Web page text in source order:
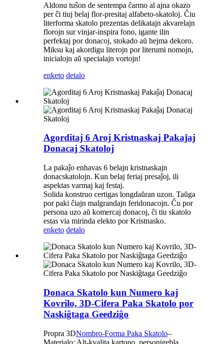
Aldonu tuŝon de sentempa ĉarmo al ajna okazo
per ĉi tiuj belaj flor-presitaj alfabeto-skatoloj. Ĉiu
literforma skatolo prezentas delikatajn akvarelajn
florojn sur vinjar-inspira fono, igante ilin
perfektaj por donacoj, stokado aŭ hejma dekoro.
Miksu kaj akordigu literojn por literumi nomojn,
inicialojn aŭ specialajn vortojn!
enketo detalo
Agorditaj 6 Aroj Kristnaskaj Pakaĵaj
Donacaj Skatoloj
La pakaĵo enhavas 6 belajn kristnaskajn
donacskatolojn. Kun belaj feriaj presaĵoj, ili
aspektas varmaj kaj festaj.
Solida konstruo certigas longdaŭran uzon. Taŭga
por paki ĉiajn malgrandajn feridonacojn. Ĉu por
persona uzo aŭ komercaj donacoj, ĉi tiu skatolo
estas via mirinda elekto por Kristnasko.
enketo detalo
Donaca Skatolo kun Numero kaj
Kovrilo, 3D-Cifera Paka Skatolo por
Naskiĝtaga Geedziĝo
Propra 3DNombro-Forma Paka Skatolo–
Materialo: Alt-kvalita kartono, personigebla